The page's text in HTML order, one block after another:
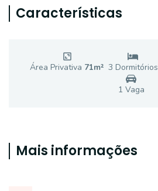
Características
Área Privativa 71m² 3 Dormitórios
1 Vaga
Mais informações